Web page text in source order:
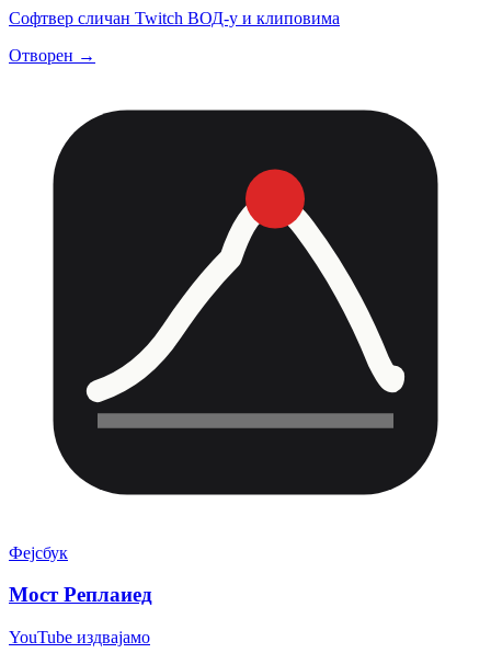
Софтвер сличан Twitch ВОД-у и клиповима
Отворен →
Фејсбук
Мост Реплаиед
YouTube издвајамо